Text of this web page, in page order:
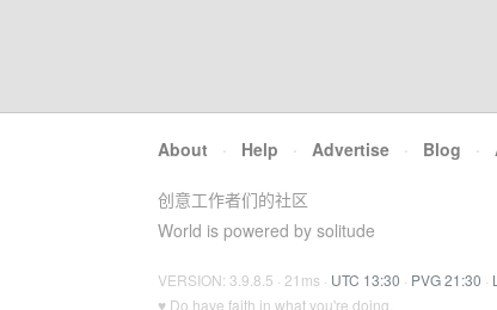
About · Help · Advertise · Blog ·
创意工作者们的社区
World is powered by solitude
VERSION: 3.9.8.5 · 21ms · UTC 13:30 · PVG 21:30 ·
♥ Do have faith in what you're doing.